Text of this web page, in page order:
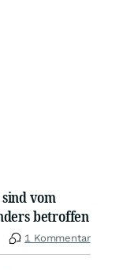
vom
betroffen
1 Kommentar